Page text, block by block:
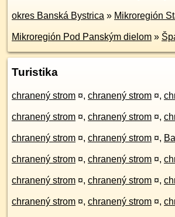
okres Banská Bystrica » Mikroregión
Mikroregión Pod Panským dielom »
Turistika
chranený strom ¤, chranený strom ¤,
chranený strom ¤, chranený strom ¤,
chranený strom ¤, chranený strom ¤,
chranený strom ¤, chranený strom ¤,
chranený strom ¤, chranený strom ¤,
chranený strom ¤, chranený strom ¤,